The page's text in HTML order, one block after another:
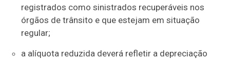
registrados como sinistrados recuperáveis nos
órgãos de trânsito e que estejam em situação
regular;
a alíquota reduzida deverá refletir a depreciação